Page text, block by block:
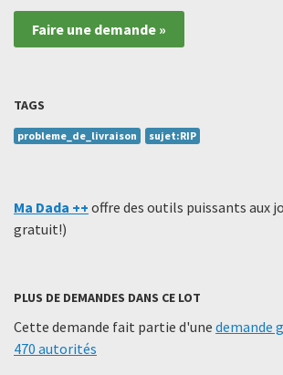
Faire une demande »
TAGS
probleme_de_livraison sujet:RIP
Ma Dada ++ offre des outils puissants aux
gratuit!)
PLUS DE DEMANDES DANS CE LOT
Cette demande fait partie d'une demande
470 autorités